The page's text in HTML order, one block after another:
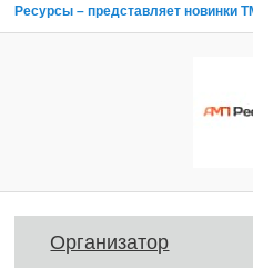
Ресурсы – представляет новинки
Организатор